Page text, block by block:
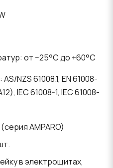
от −25°C до +60°C
NZS 61008.1, EN 61008-
IEC 61008-1, IEC 61008-
AMPARO)
в электрощитах,